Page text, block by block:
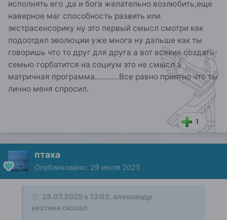
исполнять его ,да и бога желательно возлюбить,еще
наверное маг способность развить или
экстрасенсорику ну это первый смысл смотри как
подоотдел эволюции уже многа ну дальше как ты
говоришь что то друг для друга а вот всякие создать
семью горбатится на социум это не смысл а
матричная программа............Все равно приятно что ты
лично меня спросил.
1
птаха
Опубликовано: 29 июля 2025
28.07.2025 в 13:02, александр
вестник сказал: